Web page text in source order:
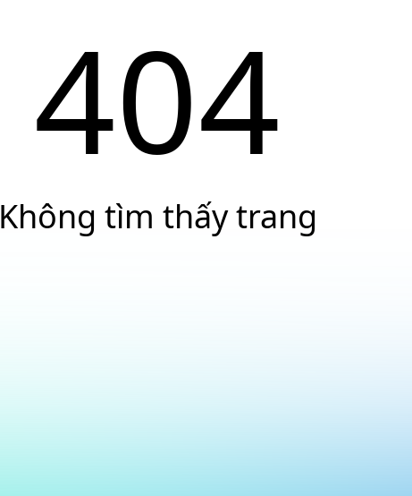
404
Không tìm thấy trang